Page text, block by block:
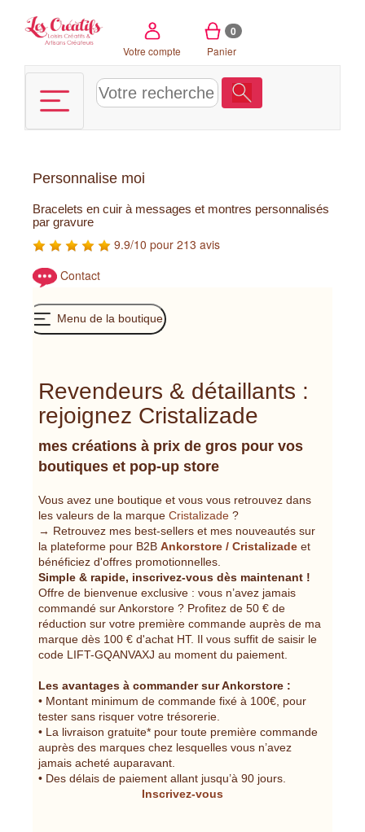
Votre compte
0
Panier
Personnalise moi
Bracelets en cuir à messages et montres personnalisés
par gravure
9.9/10 pour 213 avis
Contact
Menu de la boutique
Revendeurs & détaillants :
rejoignez Cristalizade
mes créations à prix de gros pour vos
boutiques et pop-up store
Vous avez une boutique et vous vous retrouvez dans
les valeurs de la marque Cristalizade ?
→ Retrouvez mes best-sellers et mes nouveautés sur
la plateforme pour B2B Ankorstore / Cristalizade et
bénéficiez d'offres promotionnelles.
Simple & rapide, inscrivez-vous dès maintenant !
Offre de bienvenue exclusive : vous n’avez jamais
commandé sur Ankorstore ? Profitez de 50 € de
réduction sur votre première commande auprès de ma
marque dès 100 € d'achat HT. Il vous suffit de saisir le
code LIFT-GQANVAXJ au moment du paiement.
Les avantages à commander sur Ankorstore :
• Montant minimum de commande fixé à 100€, pour
tester sans risquer votre trésorerie.
• La livraison gratuite* pour toute première commande
auprès des marques chez lesquelles vous n’avez
jamais acheté auparavant.
• Des délais de paiement allant jusqu’à 90 jours.
Inscrivez-vous